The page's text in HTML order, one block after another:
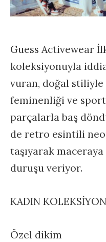
Guess Activewear
koleksiyonuyla
vuran, doğal stiliyle
feminenliği ve
parçalarla baş
de retro esintili
taşıyarak
duruşu veriyor.
KADIN
Özel dikim